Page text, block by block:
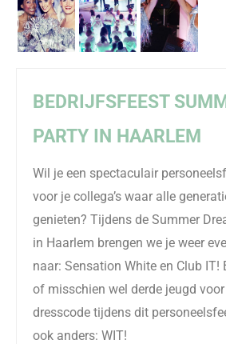
BEDRIJFSFEEST
PARTY IN HAARLEM
Wil je een spectaculair
voor je collega’s waar alle
genieten? Tijdens de Summer
in Haarlem brengen we je weer
naar: Sensation White en Club IT!
of misschien wel derde jeugd
dresscode tijdens dit
ook anders: WIT!